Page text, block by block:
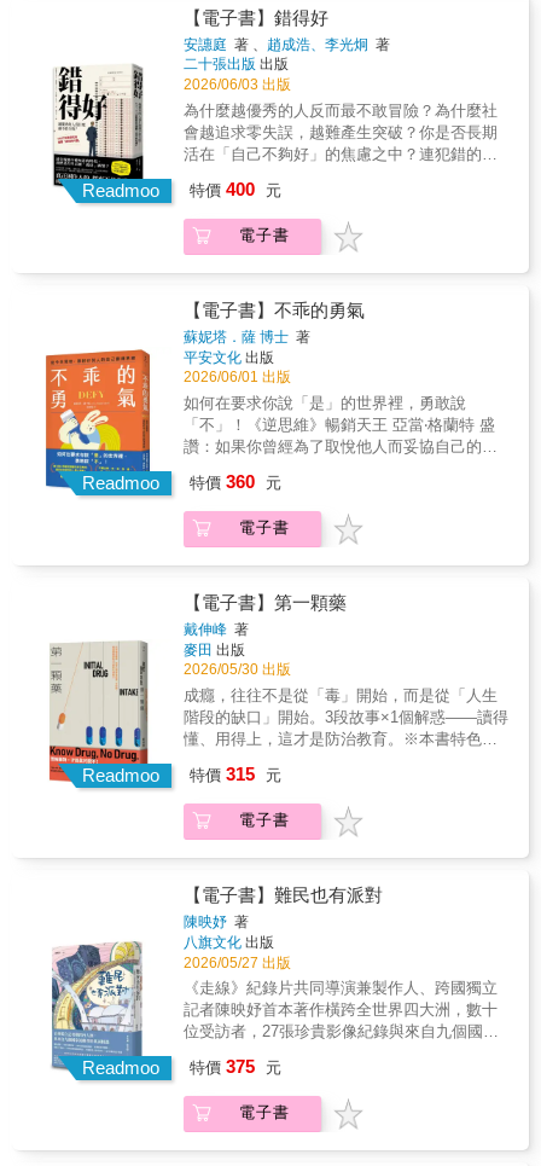
實的人性故事 。3.在兩岸動盪的局勢下，重拾
民主與多元價值在兩岸局勢日益緊張、訊息碎
片化的當下，我們對對岸的認知往往流於兩極
化的神話或汙名 。本書提供一種珍貴的「第一
線視角」，讓我們理解中國的身分認同並非鐵
板一塊，而是一場充滿矛盾與掙扎的生存戰役
。透過理解這份「多元駁雜」的真相，臺灣讀
者能更冷靜審視鄰近大國的本質，並在理解他
人的痛苦與勇氣之餘，更加珍視自身擁有的民
機，搞定英國人其實並不難。某天當你不經意
脫口說出「Easy peasy lemon squeezy」這句
接地氣的俗語時，表示已拿到進入「英式舒適
圈」的入場券了，可以精準地將臺灣人眼中的
「龜毛性格」順利翻譯成理解英國人的社會符
碼。
Readmoo
【電子書】錯得好
安譓庭 著 、 趙成浩、李光炯 著
二十張出版 出版
2026/06/03 出版
為什麼越優秀的人反而最不敢冒險？為什麼社
會越追求零失誤，越難產生突破？你是否長期
活在「自己不夠好」的焦慮之中？連犯錯的權
麼？「失敗感」從何而來？我們是否早已被
「成功」綁架？★★亞洲頂尖理工學府
KAIST「失敗研究所」揭開「成功的代價」
爭聞名的東亞社會，個體從學生時代便被迫投
入一場零失誤的競賽：考試不能失手、職涯不
能中斷、履歷不能留下空白。一旦跌倒，往往
意味著被淘汰、被標籤，甚至被永久排除在主
流之外。韓國正是這種高績效社會的典型代
表，同時也是最早意識到其副作用的國家。本
書即誕生於這樣的社會背景之下。為了理解並
改善這一現象，韓國科學技術院（KAIST）成
立了「失敗研究所」（Center for Failure
省的問題：如果社會不允許失敗，我們還能真
正進步嗎？▊「剝奪失敗」的社會，會導致怎
樣的結果？KAIST被譽為亞洲最頂尖的理工學
稱。研究團隊發現，韓國社會長期以來高度崇
尚菁英與成功，卻對失敗極度不寬容，導致年
輕世代普遍承受巨大心理壓力，並逐漸形成
「不敢嘗試、只求不犯錯」的行為模式。這種
文化表面上提升效率，實際上卻壓抑創造力、
阻礙創新，甚至造成整體社會活力下降。換言
之，問題不只是個人心理，而是制度與文化共
研究成果的結晶。作者群結合心理學、社會
學、教育研究與組織管理等跨領域方法，透過
問卷調查、深度訪談與案例分析，全面探討人
社會結構問題，而不只是個人的脆弱或抗壓性
不足。書中討論教育體制、競爭文化、青年貧
窮、勞動焦慮與階級流動停滯如何交互作用，
最終形塑出一個高度害怕落後、也極度缺乏安
全感的社會。研究發現，多數人理性上認為失
敗有助成長，但情感與社會層面卻高度排斥失
敗，形成「認知與行為不一致」的矛盾。這種
路，而非最具潛力的方向。▊不是人們失敗太
作者強調，真正重要的不是鼓勵失敗本身，而
是建立「可承受失敗的環境」。這包括重新設
計教育評量方式、建立允許試錯的組織文化、
特價 400 元
電子書
Readmoo
【電子書】不乖的勇氣
蘇妮塔．薩 博士 著
平安文化 出版
2026/06/01 出版
如何在要求你說「是」的世界裡，勇敢說
「不」！《逆思維》暢銷天王 亞當‧格蘭特 盛
讚：如果你曾經為了取悅他人而妥協自己的原
巧。康乃爾大學最受讚譽的終生教授，重塑自
我認同的人際心理學！已售出美、英、德、
西、義、荷、加等超過15國版權！❈ ❈ ❈學
卻逐漸迷失自我；在每個明明不想要卻說好的
瞬間，漠視被壓抑的內心感受。事實上，你自
以為的善良，不過是扭曲自我價值的「慢性自
殺」。權威心理學家蘇妮塔‧薩博士強調：沒有
邊界，就沒有自我；沒有違抗，就沒有卓越；
沒有拒絕，就沒有自由。你的乖，只會換來一
身的傷，而那些敢於發聲的人並非天生無畏，
只是懂得在關鍵時刻「不乖」。當你還在忍氣
吞聲，他們已學會果斷劃清邊界。當你還在迎
當你依然猶豫不決，他們已果斷拋棄依附討
好。如果你是那個總對別人說「好」，卻在心
裡咒罵自己的人，那麼這本書就是為你而寫。
這不是一本教你叛逆的書，而是教你如何奪回
人生主導權的生存指南。現在就是你轉變的時
刻，只要大膽撕下「好孩子」標籤，從微小的
地方開始練習「不乖」，你就能找回做自己的
強大底氣，活出真正無愧於心的自在人生。
❈ ❈ ❈在面對「Yes」或「No」的兩難時，
你是否經常陷入掙扎，即使內心不安仍選擇迎
合他人的期待？令人遺憾的真相是：這種順從
已成為我們的本能。蘇妮塔‧薩博士指出，這種
心態雖然普遍，但並不代表我們必須繼續這樣
生活。透過實踐「不乖」，你可以打破束縛，
擺脫對他人評價的過度依賴與焦慮，選擇全新
特價 360 元
電子書
Readmoo
【電子書】第一顆藥
戴伸峰 著
麥田 出版
2026/05/30 出版
成癮，往往不是從「毒」開始，而是從「人生
階段的缺口」開始。3段故事×1個解惑——讀得
懂、用得上，這才是防治教育。※本書特色★
戴伸峰教授的第一手研究資料，揭開每一段成
癮故事的開端★用科普說明，成癮的心理與行
為大解析輔以心理學應用解析，帶領讀者看見
能戒斷，那該如何真的說不？讓戴老師告訴
你！邀請你暫時放下道德審判，用心理學的視
角重新看待「癮」與「人」，解構行為背後的
制約，在法律與偏見之下的真實故事，重新定
義「癮」。那個曾經乾乾淨淨的自己講到「吸
毒的人」，你的印象是什麼？也許是意志不堅
定、抗壓力太差、不合群、傾家蕩產、身敗名
裂、六親不認、情緒不穩、暴戾之氣、幻聽幻
覺……？戴老師說：答對了一半，但是卻沒有
受刑人自己陳述的吸毒原因或動機的最大公約
數，那就是：想改變、被引誘、好奇。在這些
人吸食第一口違法藥物（毒品）之前，他們跟
特價 315 元
電子書
Readmoo
【電子書】難民也有派對
陳映妤 著
八旗文化 出版
2026/05/27 出版
《走線》紀錄片共同導演兼製作人、跨國獨立
記者陳映妤首本著作橫跨全世界四大洲，數十
位受訪者，27張珍貴影像紀錄與來自九個國家
圍繞的其實是人們更熟悉的字，可能每個人一
生都在面對的字──「家」 ◎紛亂的時代．流離
的人群．為他們的喜樂哀愁留下紀錄◎ ❖俄烏
特價 375 元
電子書